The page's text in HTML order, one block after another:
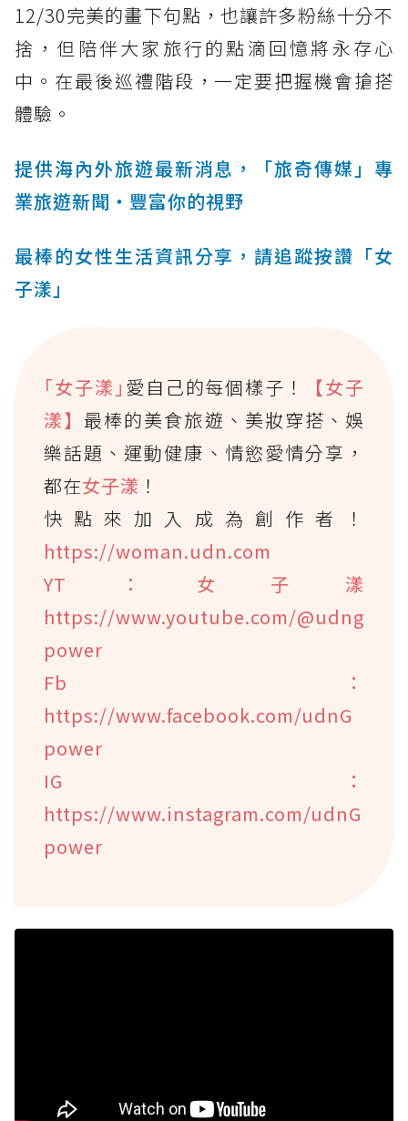
12/30完美的畫下句點，也讓許多粉絲十分不
捨，但陪伴大家旅行的點滴回憶將永存心
中。在最後巡禮階段，一定要把握機會搶搭
體驗。
提供海內外旅遊最新消息，「旅奇傳媒」專
業旅遊新聞‧豐富你的視野
最棒的女性生活資訊分享，請追蹤按讚「女
子漾」
｢女子漾｣ 愛自己的每個樣子！
【女子
漾】最棒的美食旅遊、美妝穿搭、娛
樂話題、運動健康、情慾愛情分享，
都在女子漾 ！
快點來加入成為創作者！
https://woman.udn.com
YT：女子漾
https://www.youtube.com/@udng
power
Fb：
https://www.facebook.com/udnG
power
IG：
https://www.instagram.com/udnG
power